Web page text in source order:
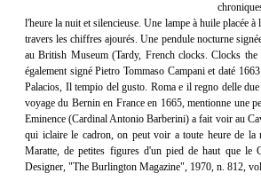
l'heure la nuit et silencieuse. Une lampe à huile placée
travers les chiffres ajourés. Une pendule nocturne
au British Museum (Tardy, French clocks. Clocks
également signé Pietro Tommaso Campani et daté
Palacios, Il tempio del gusto. Roma e il regno delle
voyage du Bernin en France en 1665, mentionne
Eminence (Cardinal Antonio Barberini) a fait voir au
qui iclaire le cadron, on peut voir a toute heure de
Maratte, de petites figures d'un pied de haut que
Designer, "The Burlington Magazine", 1970, n. 812,